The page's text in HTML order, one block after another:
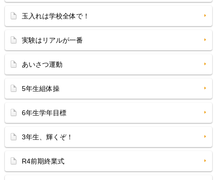
玉入れは学校全体で！
実験はリアルが一番
あいさつ運動
5年生組体操
6年生学年目標
3年生、輝くぞ！
R4前期終業式